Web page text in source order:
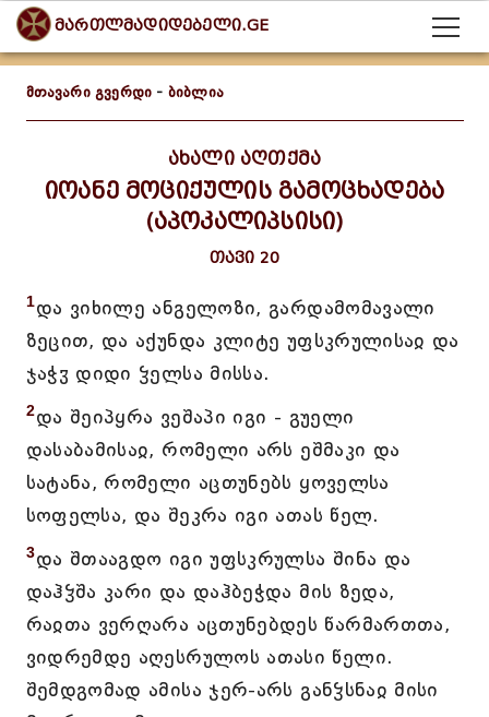
მართლმადიდებელი.GE
მთავარი გვერდი - ბიბლია
ახალი აღთქმა
იოანე მოციქულის გამოცხადება
(აპოკალიპსისი)
თავი 20
1და ვიხილე ანგელოზი, გარდამომავალი
ზეცით, და აქუნდა კლიტე უფსკრულისაჲ და
ჯაჭჳ დიდი ჴელსა მისსა.
2და შეიპყრა ვეშაპი იგი - გუელი
დასაბამისაჲ, რომელი არს ეშმაკი და
სატანა, რომელი აცთუნებს ყოველსა
სოფელსა, და შეკრა იგი ათას წელ.
3და შთააგდო იგი უფსკრულსა შინა და
დაჰჴშა კარი და დაჰბეჭდა მის ზედა,
რაჲთა ვერღარა აცთუნებდეს წარმართთა,
ვიდრემდე აღესრულოს ათასი წელი.
შემდგომად ამისა ჯერ-არს განჴსნაჲ მისი